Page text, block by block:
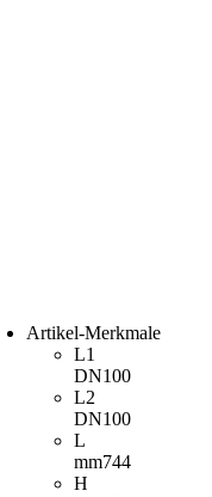
Artikel-Merkmale
L1
DN100
L2
DN100
L
mm744
H